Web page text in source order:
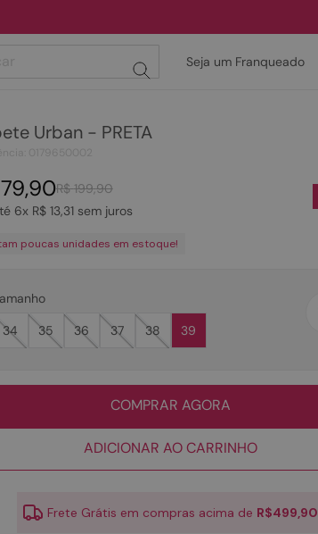
Seja um Franqueado
Urban - PRETA
R$ 199,90
79,90
6x R$ 13,31sem juros
poucas unidades em estoque!
34
35 36 37 38 39
COMPRAR AGORA
ADICIONAR AO CARRINHO
Frete Grátis em compras acima de R$499,90